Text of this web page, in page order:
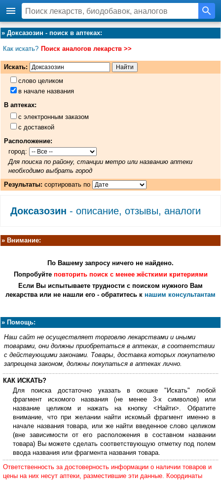
» Доксазозин - поиск в аптеках:
Как искать? Поиск аналогов лекарств >>
Искать:
слово целиком
в начале названия
В аптеках:
с электронным заказом
с доставкой
Расположение:
город:
Для поиска по району, станции метро или названию аптеки
необходимо выбрать город
Результаты: сортировать по
Доксазозин - описание, отзывы, аналоги
» Внимание:
По Вашему запросу ничего не найдено.
Попробуйте повторить поиск с менее жёсткими критериями
Если Вы испытываете трудности с поиском нужного Вам
лекарства или не нашли его - обратитесь к нашим консультантам
» Помощь:
Наш сайт не осуществляет торговлю лекарствами и иными
товарами, они должны приобретаться в аптеках, в соответствии
с действующими законами. Товары, доставка которых покупателю
запрещена законом, должны покупаться в аптеках лично.
КАК ИСКАТЬ?
Для поиска достаточно указать в окошке "Искать" любой
фрагмент искомого названия (не менее 3-х символов) или
название целиком и нажать на кнопку <Найти>. Обратите
внимание, что при желании найти искомый фрагмент именно в
начале названия товара, или же найти введенное слово целиком
(вне зависимости от его расположения в составном названии
товара) Вы можете сделать соответствующую отметку под полем
ввода названия или фрагмента названия товара.
Ответственность за достоверность информации о наличии товаров и
цены на них несут аптеки, разместившие эти данные. Координаты